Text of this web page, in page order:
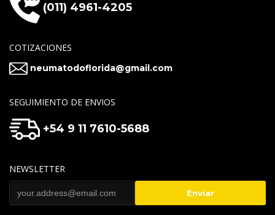
(011) 4961-4205
COTIZACIONES
neumatodoflorida@gmail.com
SEGUIMIENTO DE ENVIOS
+54 9 11 7610-5688
NEWSLETTER